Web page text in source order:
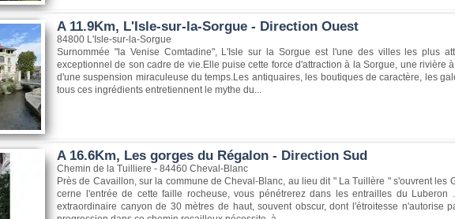
A 11.9Km, L'Isle-sur-la-Sorgue - Direction Ouest
84800 L'Isle-sur-la-Sorgue
Surnommée "la Venise Comtadine", L'Isle sur la Sorgue est l'une des villes les plus
exceptionnel de son cadre de vie.Elle puise cette force d'attraction à la Sorgue, une rivière
d'une suspension miraculeuse du temps.Les antiquaires, les boutiques de caractère, les
tous ces ingrédients entretiennent le mythe du...
A 16.6Km, Les gorges du Régalon - Direction Sud
Chemin de la Tuilliere - 84460 Cheval-Blanc
Près de Cavaillon, sur la commune de Cheval-Blanc, au lieu dit " La Tuillère " s'ouvrent les
cerne l'entrée de cette faille rocheuse, vous pénétrerez dans les entrailles du
extraordinaire canyon de 30 mètres de haut, souvent obscur, dont l'étroitesse n'autorise